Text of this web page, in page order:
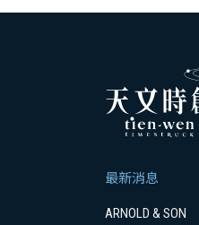
最新消息
ARNOLD & SON